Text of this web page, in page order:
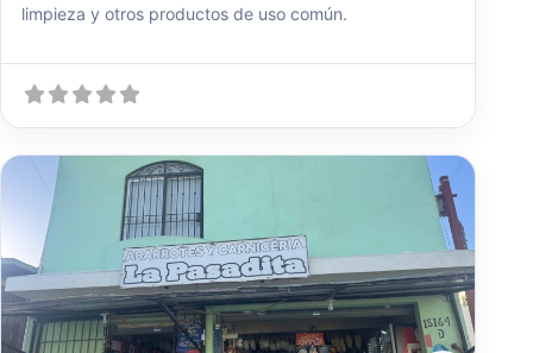
limpieza y otros productos de uso común.